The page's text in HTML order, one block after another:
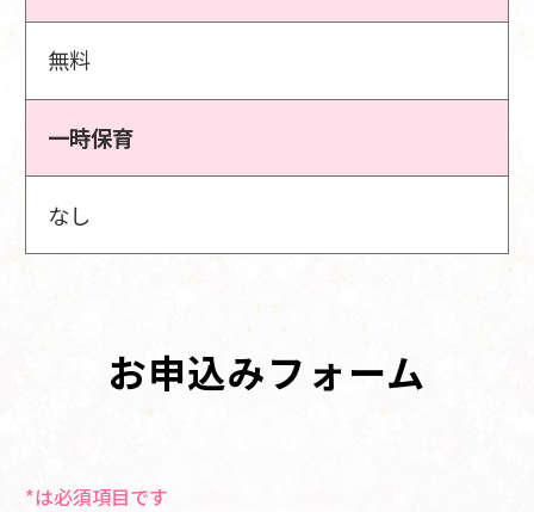
無料
一時保育
なし
お申込みフォーム
*は必須項目です